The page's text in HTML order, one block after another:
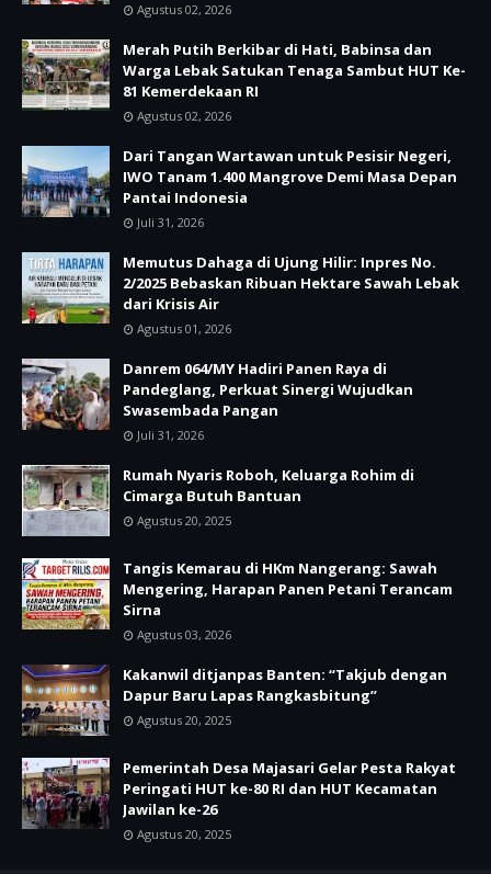
Agustus 02, 2026
Merah Putih Berkibar di Hati, Babinsa dan
Warga Lebak Satukan Tenaga Sambut HUT Ke-
81 Kemerdekaan RI
Agustus 02, 2026
Dari Tangan Wartawan untuk Pesisir Negeri,
IWO Tanam 1.400 Mangrove Demi Masa Depan
Pantai Indonesia
Juli 31, 2026
Memutus Dahaga di Ujung Hilir: Inpres No.
2/2025 Bebaskan Ribuan Hektare Sawah Lebak
dari Krisis Air
Agustus 01, 2026
Danrem 064/MY Hadiri Panen Raya di
Pandeglang, Perkuat Sinergi Wujudkan
Swasembada Pangan
Juli 31, 2026
Rumah Nyaris Roboh, Keluarga Rohim di
Cimarga Butuh Bantuan
Agustus 20, 2025
Tangis Kemarau di HKm Nangerang: Sawah
Mengering, Harapan Panen Petani Terancam
Sirna
Agustus 03, 2026
Kakanwil ditjanpas Banten: “Takjub dengan
Dapur Baru Lapas Rangkasbitung”
Agustus 20, 2025
Pemerintah Desa Majasari Gelar Pesta Rakyat
Peringati HUT ke-80 RI dan HUT Kecamatan
Jawilan ke-26
Agustus 20, 2025